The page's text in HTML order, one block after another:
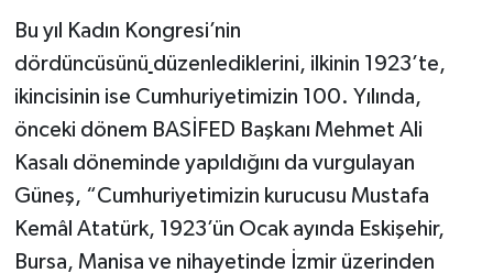
Bu yıl Kadın Kongresi’nin
dördüncüsünü düzenlediklerini, ilkinin 1923’te,
ikincisinin ise Cumhuriyetimizin 100. Yılında,
önceki dönem BASİFED Başkanı Mehmet Ali
Kasalı döneminde yapıldığını da vurgulayan
Güneş, “Cumhuriyetimizin kurucusu Mustafa
Kemâl Atatürk, 1923’ün Ocak ayında Eskişehir,
Bursa, Manisa ve nihayetinde İzmir üzerinden